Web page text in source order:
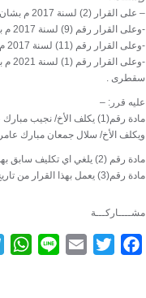
– على القرار (2) لسنة 2017 م بشان النظام الاساسي للمجلس الانتقالي الجنوبي
-وعلى القرار رقم (9) لسنة 2017 م بشأن تشكيل القيادة المحلية في المحافظات .
-وعلى القرار رقم (11) لسنة 2017 م بشأن اللائحة الداخلية للقيادات المحلية في المحافظات والمديريات .
-
سقطرى .
عليه قرر: –
مادة رقم(1) يكلف الأخ/ نجيب مبارك علي بن قبلان رئيساً للإدارة السياسية بالمحافظة
ويكلف الأخ/ سلال جمعان مبارك عامر
مادة رقم (2) يلغي اي تكليف سابق بهذا الشأن.
مادة رقم(3) يعمل بهذا القرار من تاريخ صدوره ونشره في موقع المجلس الانتقالي
مشــــاركـــة
Facebook
Twitter
Email
Line